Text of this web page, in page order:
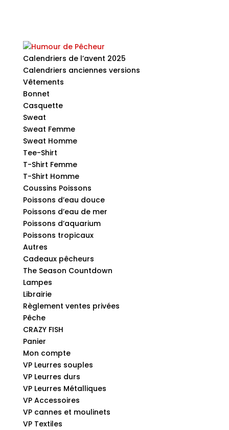
Calendriers de l’avent 2025
Calendriers anciennes versions
Vêtements
Bonnet
Casquette
Sweat
Sweat Femme
Sweat Homme
Tee-Shirt
T-Shirt Femme
T-Shirt Homme
Coussins Poissons
Poissons d’eau douce
Poissons d’eau de mer
Poissons d’aquarium
Poissons tropicaux
Autres
Cadeaux pêcheurs
The Season Countdown
Lampes
Librairie
Règlement ventes privées
Pêche
CRAZY FISH
Panier
Mon compte
VP Leurres souples
VP Leurres durs
VP Leurres Métalliques
VP Accessoires
VP cannes et moulinets
VP Textiles